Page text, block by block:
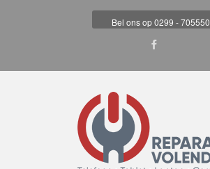
Bel ons op 0299 - 705550